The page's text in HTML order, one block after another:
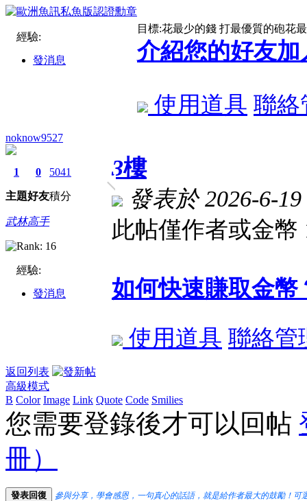
經驗:
發消息
目標:花最少的錢 打最優質的砲花
介紹您的好友
使用道具 聯絡
noknow9527
1
主題
0
好友
5041
積分
武林高手
經驗:
發消息
3樓
發表於 2026-6-
此帖僅作者或金幣
如何快速賺取金幣
使用道具 聯絡管
返回列表
高級模式
B Color Image Link Quote Code Smilies
您需要登錄後才可以回帖
冊）
發表回復 參與分享，學會感恩，一句真心的話語，就是給作者最大的鼓勵！可